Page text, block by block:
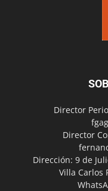
Director
Director
Dirección: 9 de
Villa Carlos